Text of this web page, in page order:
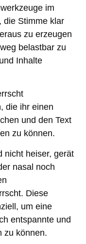
im
die Stimme klar
zu erzeugen
belastbar zu
Inhalte
die ihr einen
und den Text
zu können.
nicht heiser, gerät
nasal noch
Diese
um eine
entspannte und
zu können.